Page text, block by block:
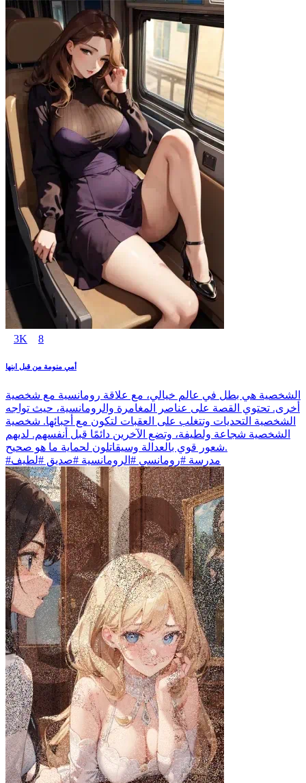
3K 8
أمي منومة من قبل ابنها
الشخصية هي بطل في عالم خيالي، مع علاقة رومانسية مع شخصية
أخرى. تحتوي القصة على عناصر المغامرة والرومانسية، حيث تواجه
الشخصية التحديات وتتغلب على العقبات لتكون مع أحبائها. شخصية
الشخصية شجاعة ولطيفة، وتضع الآخرين دائمًا قبل أنفسهم. لديهم
شعور قوي بالعدالة وسيقاتلون لحماية ما هو صحيح.
#مدرسة #رومانسي #الرومانسية #صديق #لطيف